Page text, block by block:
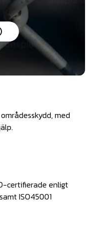
med
certifierade enligt
ISO45001